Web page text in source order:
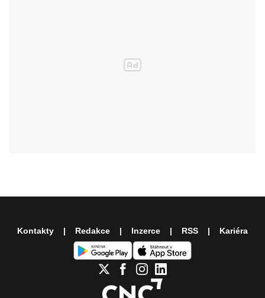
Kontakty Redakce Inzerce RSS Kariéra